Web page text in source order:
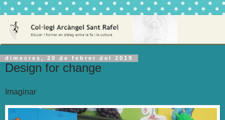
dimecres, 20 de febrer del 2019
Design for change
Imaginar